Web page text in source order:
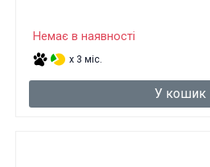
Немає в наявності
x 3 міс.
У кошик